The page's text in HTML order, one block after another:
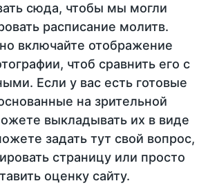
сюда, чтобы мы могли
расписание молитв.
включайте отображение
чтоб сравнить его с
Если у вас есть готовые
на зрительной
выкладывать их в виде
задать тут свой вопрос,
страницу или просто
оценку сайту.